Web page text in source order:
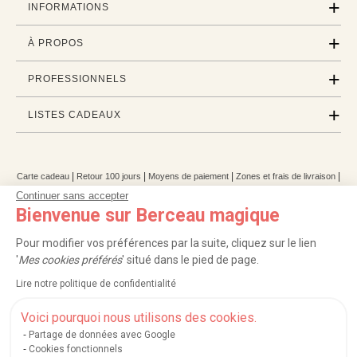
Continuer sans accepter
Bienvenue sur Berceau magique
Pour modifier vos préférences par la suite, cliquez sur le lien
'Mes cookies préférés' situé dans le pied de page.
Lire notre politique de confidentialité
Voici pourquoi nous utilisons des cookies.
Partage de données avec Google
Cookies fonctionnels
INFORMATIONS
À PROPOS
PROFESSIONNELS
LISTES CADEAUX
Carte cadeau Retour 100 jours Moyens de paiement Zones et frais de livraison
Service après-vente |
Mentions légales et crédits
Un site édité parMégara